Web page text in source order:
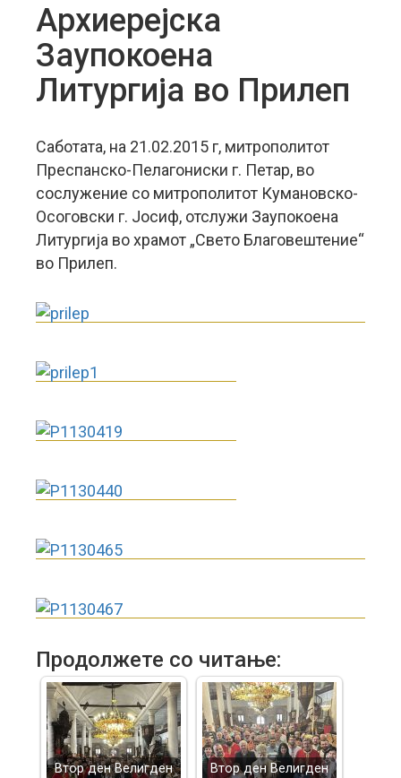
Архиерејска
Заупокоена
Литургија во Прилеп
Саботата, на 21.02.2015 г, митрополитот
Преспанско-Пелагониски г. Петар, во
сослужение со митрополитот Кумановско-
Осоговски г. Јосиф, отслужи Заупокоена
Литургија во храмот „Свето Благовештение“
во Прилеп.
Продолжете со читање:
Втор ден Велигден
Втор ден Велигден